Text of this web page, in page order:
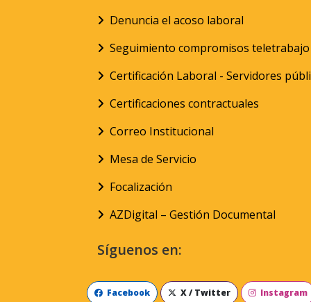
Denuncia el acoso laboral
Seguimiento compromisos teletrabajo
Certificación Laboral - Servidores
Certificaciones contractuales
Correo Institucional
Mesa de Servicio
Focalización
AZDigital – Gestión Documental
Síguenos en:
Facebook X / Twitter Instagram